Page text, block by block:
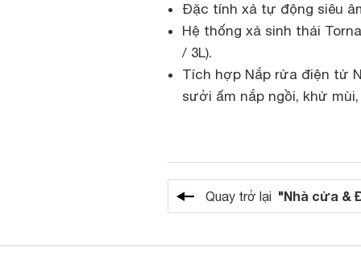
Đặc tính xả tự động siêu
Hệ thống xả sinh thái
/ 3L).
Tích hợp Nắp rửa điện tử
sưởi ấm nắp ngồi, khử
Quay trở lại "Nhà cửa &